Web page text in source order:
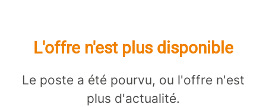
L'offre n'est plus disponible
Le poste a été pourvu, ou l'offre n'est
plus d'actualité.